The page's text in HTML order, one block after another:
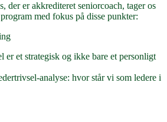
der er akkrediteret seniorcoach, tager os
med fokus på disse punkter:
er et strategisk og ikke bare et personligt
analyse: hvor står vi som ledere i